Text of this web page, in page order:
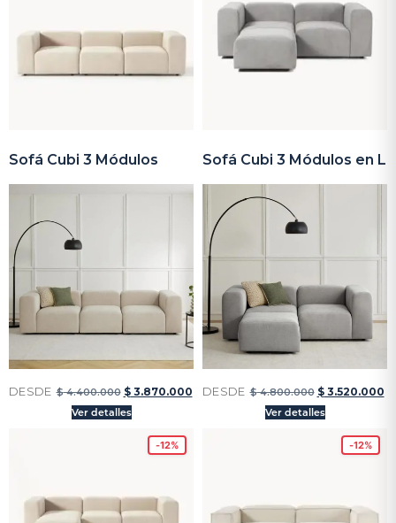
Sofá Cubi 3 Módulos
DESDE $4.400.000 $3.870.000
Ver detalles
Sofá Cubi 3 Módulos en L
DESDE $4.800.000 $3.520.000
Ver detalles
-12% -12%